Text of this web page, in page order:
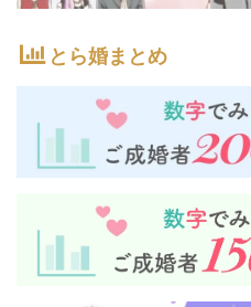
とら婚まとめ